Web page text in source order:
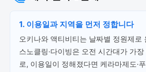
1. 이용일과 지역을 먼저 정합니다
오키나와 액티비티는 날짜별 정원제로
스노클링·다이빙은 오전 시간대가 가
로, 이용일이 정해졌다면 케라마제도·